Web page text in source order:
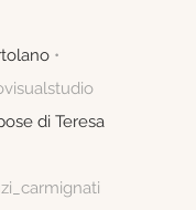
•
di Teresa